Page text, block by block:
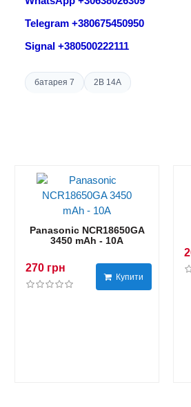
Telegram +380675450950
Signal +380500222111
батарея 7 2В 14A
Panasonic NCR18650GA
3450 mAh - 10А
270 грн
Купити